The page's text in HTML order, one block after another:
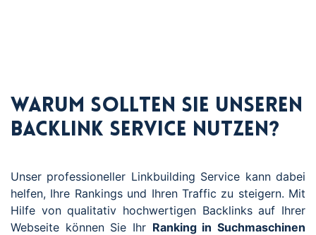
Warum sollten Sie unseren
Backlink Service nutzen?
Unser professioneller Linkbuilding Service kann dabei
helfen, Ihre Rankings und Ihren Traffic zu steigern. Mit
Hilfe von qualitativ hochwertigen Backlinks auf Ihrer
Webseite können Sie Ihr Ranking in Suchmaschinen